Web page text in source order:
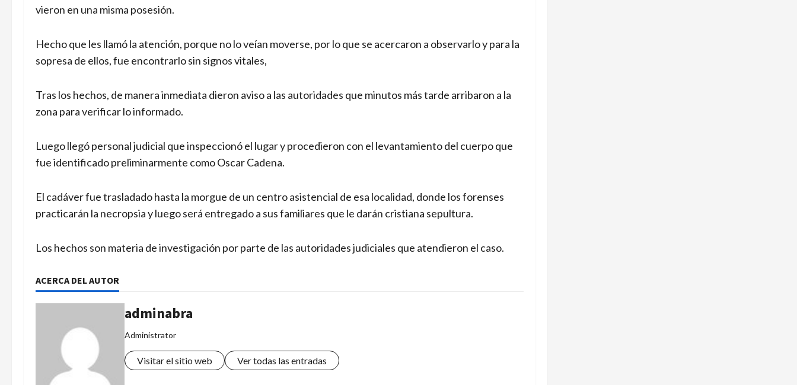
vieron en una misma posesión.
Hecho que les llamó la atención, porque no lo veían moverse, por lo que se acercaron a observarlo y para la
sopresa de ellos, fue encontrarlo sin signos vitales,
Tras los hechos, de manera inmediata dieron aviso a las autoridades que minutos más tarde arribaron a la
zona para verificar lo informado.
Luego llegó personal judicial que inspeccionó el lugar y procedieron con el levantamiento del cuerpo que
fue identificado preliminarmente como Oscar Cadena.
El cadáver fue trasladado hasta la morgue de un centro asistencial de esa localidad, donde los forenses
practicarán la necropsia y luego será entregado a sus familiares que le darán cristiana sepultura.
Los hechos son materia de investigación por parte de las autoridades judiciales que atendieron el caso.
ACERCA DEL AUTOR
adminabra
Administrator
Visitar el sitio web Ver todas las entradas